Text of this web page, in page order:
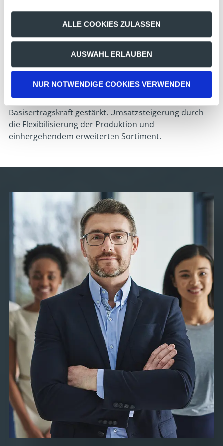
ALLE COOKIES ZULASSEN
AUSWAHL ERLAUBEN
NUR NOTWENDIGE COOKIES VERWENDEN
durch Reorganisation der Hierarchieebenen und
Durch Restrukturierung der Kostensituation, der
Standortgestaltung und des Logistikkonzepts wird die
Basisertragskraft gestärkt. Umsatzsteigerung durch
die Flexibilisierung der Produktion und
einhergehendem erweiterten Sortiment.